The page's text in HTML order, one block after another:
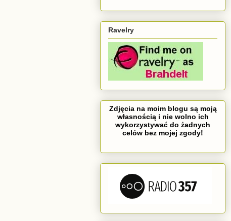
Ravelry
Zdjęcia na moim blogu są moją
własnością i nie wolno ich
wykorzystywać do żadnych
celów bez mojej zgody!